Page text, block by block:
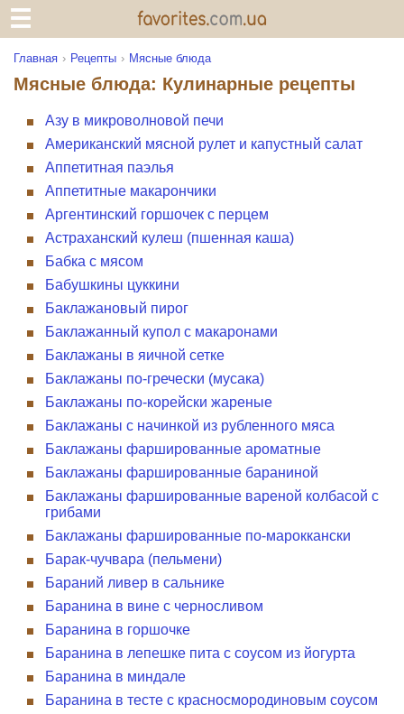
Главная Рецепты Мясные блюда
Мясные блюда: Кулинарные рецепты
Азу в микроволновой печи
Американский мясной рулет и капустный салат
Аппетитная паэлья
Аппетитные макарончики
Аргентинский горшочек с перцем
Астраханский кулеш (пшенная каша)
Бабка с мясом
Бабушкины цуккини
Баклажановый пирог
Баклажанный купол с макаронами
Баклажаны в яичной сетке
Баклажаны по-гречески (мусака)
Баклажаны по-корейски жареные
Баклажаны с начинкой из рубленного мяса
Баклажаны фаршированные ароматные
Баклажаны фаршированные бараниной
Баклажаны фаршированные вареной колбасой с
грибами
Баклажаны фаршированные по-мароккански
Барак-чучвара (пельмени)
Бараний ливер в сальнике
Баранина в вине с черносливом
Баранина в горшочке
Баранина в лепешке пита с соусом из йогурта
Баранина в миндале
Баранина в тесте с красносмородиновым соусом